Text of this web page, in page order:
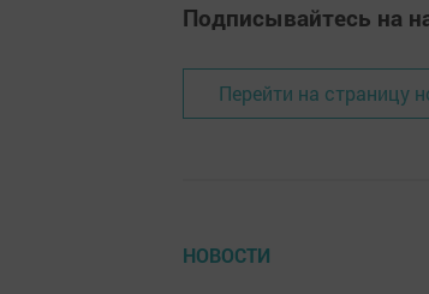
Подписывайтесь на
Перейти на страницу
НОВОСТИ